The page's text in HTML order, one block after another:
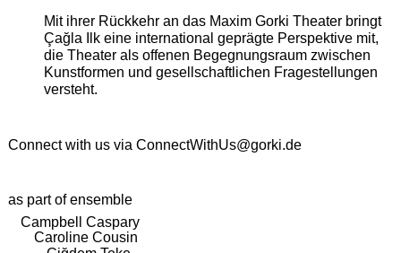
Mit ihrer Rückkehr an das Maxim Gorki Theater bringt
Çağla Ilk eine international geprägte Perspektive mit,
die Theater als offenen Begegnungsraum zwischen
Kunstformen und gesellschaftlichen Fragestellungen
versteht.
Connect with us via ConnectWithUs@gorki.de
as part of ensemble
Campbell Caspary
Caroline Cousin